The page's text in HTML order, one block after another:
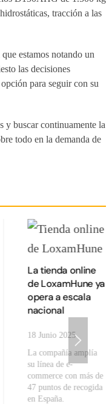
tracción a las
estamos notando un
las decisiones
para seguir con su
y buscar continuamente la
todo en la demanda de
La tienda online
de LoxamHune ya
opera a escala
nacional
18 Junio 2025
La compañía amplía
su línea de e-
commerce con más de
47 puntos de recogida
en España.